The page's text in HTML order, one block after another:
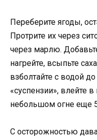
Переберите ягоды,
Протрите их через
через марлю.
нагрейте, всыпьте
взболтайте с водой
«суспензии», влейте
небольшом огне еще
С осторожностью